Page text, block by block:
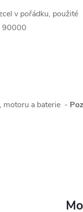
v pořádku, použité
90000
motoru a baterie -